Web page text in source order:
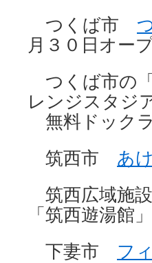
つくば市
月３０日オー
つくば市の
レンジスタジ
無料ドック
筑西市 あ
筑西広域施
「筑西遊湯
下妻市 フ